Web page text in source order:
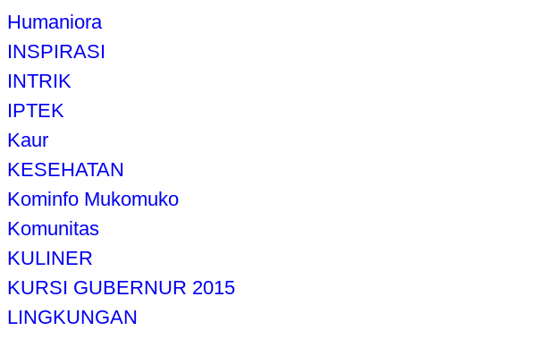
Humaniora
INSPIRASI
INTRIK
IPTEK
Kaur
KESEHATAN
Kominfo Mukomuko
Komunitas
KULINER
KURSI GUBERNUR 2015
LINGKUNGAN